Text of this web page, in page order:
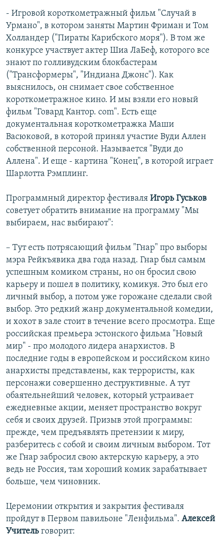
- Игровой короткометражный фильм "Случай в
Урмано", в котором заняты Мартин Фриман и Том
Холландер ("Пираты Карибского моря"). В том же
конкурсе участвует актер Шиа ЛаБеф, которого все
знают по голливудским блокбастерам
("Трансформеры", "Индиана Джонс"). Как
выяснилось, он снимает свое собственное
короткометражное кино. И мы взяли его новый
фильм "Говард Кантор. com". Есть еще
документальная короткометражка Маши
Васюковой, в которой принял участие Вуди Аллен
собственной персоной. Называется "Вуди до
Аллена". И еще - картина "Конец", в которой играет
Шарлотта Рэмплинг.
Программный директор фестиваля Игорь Гуськов
советует обратить внимание на программу "Мы
выбираем, нас выбирают":
– Тут есть потрясающий фильм "Гнар" про выборы
мэра Рейкъявика два года назад. Гнар был самым
успешным комиком страны, но он бросил свою
карьеру и пошел в политику, комикуя. Это был его
личный выбор, а потом уже горожане сделали свой
выбор. Это редкий жанр документальной комедии,
и хохот в зале стоит в течение всего просмотра. Еще
российская премьера эстонского фильма "Новый
мир" - про молодого лидера анархистов. В
последние годы в европейском и российском кино
анархисты представлены, как террористы, как
персонажи совершенно деструктивные. А тут
обаятельнейший человек, который устраивает
ежедневные акции, меняет пространство вокруг
себя и своих друзей. Призыв этой программы:
прежде, чем предъявлять претензии к миру,
разберитесь с собой и своим личным выбором. Тот
же Гнар забросил свою актерскую карьеру, а это
ведь не Россия, там хороший комик зарабатывает
больше, чем чиновник.
Церемонии открытия и закрытия фестиваля
пройдут в Первом павильоне "Ленфильма". Алексей
Учитель говорит: